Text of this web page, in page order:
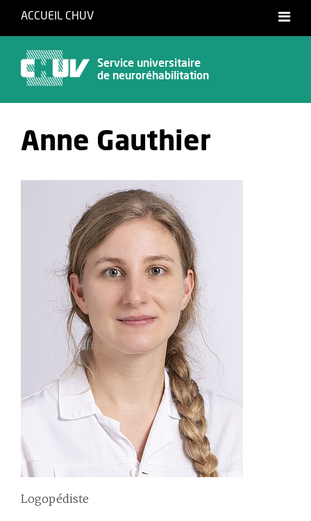
ACCUEIL CHUV
Service universitaire
de neuroréhabilitation
Anne Gauthier
Logopédiste